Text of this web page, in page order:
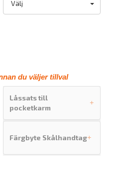
Välj
du väljer tillval
Låssats till
pocketkarm
+
Färgbyte Skålhandtag+